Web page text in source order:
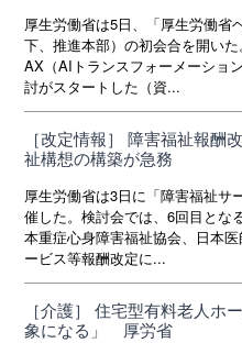
厚生労働省は5日、「厚生労働省
下、推進本部）の初会合を開い
AX（AIトランスフォーメーショ
討がスタートした（資...
［改定情報］ 障害福祉報酬
祉構想の構築が急務
厚生労働省は3日に「障害福祉サ
催した。検討会では、6回目とな
本重症心身障害福祉協会、日本
ービス等報酬改定に...
［介護］ 住宅型有料老人ホ
象になる」 厚労省